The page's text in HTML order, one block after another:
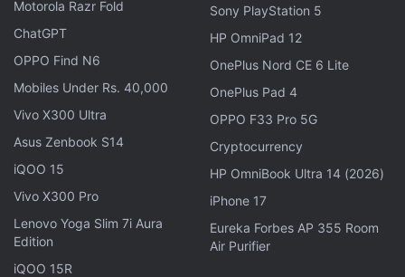
Smartphone, Design Prices
Motorola Razr Fold
ChatGPT
OPPO Find N6
Mobiles Under Rs. 40,000
Vivo X300 Ultra
Asus Zenbook S14
iQOO 15
Vivo X300 Pro
Lenovo Yoga Slim 7i Aura
Edition
iQOO 15R
Sony PlayStation 5
HP OmniPad 12
OnePlus Nord CE 6 Lite
OnePlus Pad 4
OPPO F33 Pro 5G
Cryptocurrency
HP OmniBook Ultra 14 (2026)
iPhone 17
Eureka Forbes AP 355 Room
Air Purifier